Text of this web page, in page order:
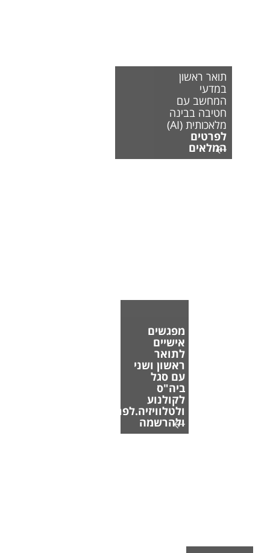
תואר ראשון
במדעי
המחשב עם
חטיבה בבינה
מלאכותית (AI)
לפרטים
המלאים
מפגשים
אישיים
לתואר
ראשון ושני
עם סגל
ביה"ס
לקולנוע
ולטלוויזיה.לפרטים
ולהרשמה